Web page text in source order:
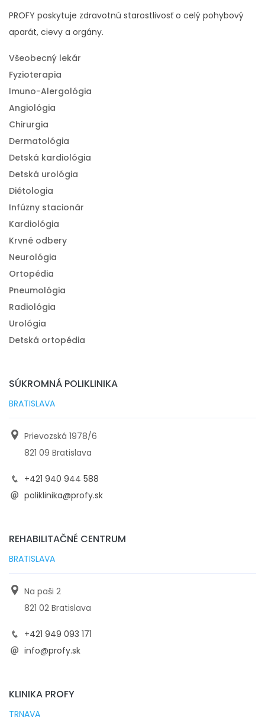
PROFY poskytuje zdravotnú starostlivosť o celý pohybový
aparát, cievy a orgány.
Všeobecný lekár
Fyzioterapia
Imuno-Alergológia
Angiológia
Chirurgia
Dermatológia
Detská kardiológia
Detská urológia
Diétologia
Infúzny stacionár
Kardiológia
Krvné odbery
Neurológia
Ortopédia
Pneumológia
Radiológia
Urológia
Detská ortopédia
SÚKROMNÁ POLIKLINIKA
BRATISLAVA
Prievozská 1978/6
821 09 Bratislava
+421 940 944 588
poliklinika@profy.sk
REHABILITAČNÉ CENTRUM
BRATISLAVA
Na paši 2
821 02 Bratislava
+421 949 093 171
info@profy.sk
KLINIKA PROFY
TRNAVA